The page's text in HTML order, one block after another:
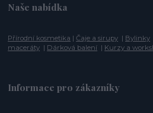
Naše nabídka
Přírodní kosmetika |Čaje a sirupy | Bylinky
maceráty | Dárková balení | Kurzy a
Informace pro zákazníky